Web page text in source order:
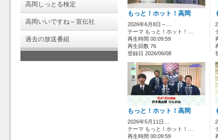
高岡しっとる検定
高岡いいですね～宣伝社
過去の放送番組
もっと！ホット！高岡
2026年6月8日～…
テーマ もっと！ホット！…
再生時間 00:09:59
再生回数 76
登録日 2026/06/08
もっと！ホット！高岡
2026年5月11日…
テーマ もっと！ホット！…
再生時間 00:09:59